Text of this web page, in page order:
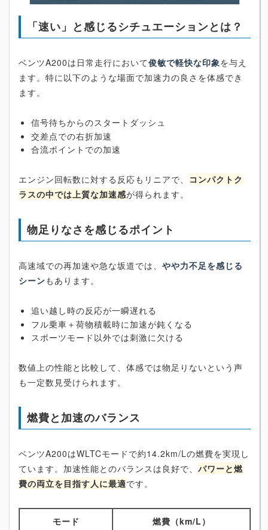
「速い」と感じるシチュエーションとは？
ベンツA200は日常走行において俊敏で軽快な印象を与え
ます。特に以下のような場面で加速力の良さを体感でき
ます。
信号待ちからのスタートダッシュ
交差点での右折加速
合流ポイントでの加速
エンジン回転数に対する反応もリニアで、 コンパクトク
ラスの中では上質な加速感が得られます。
物足りなさを感じるポイント
高速域での再加速や急な坂道では、 やや力不足を感じる
シーンもあります。
追い越し時の反応が一瞬遅れる
フル乗車＋荷物積載時に加速が鈍くなる
スポーツモード以外では刺激に欠ける
数値上の性能と比較して、体感では物足りないという声
も一定数見受けられます。
燃費と加速のバランス
ベンツA200はWLTCモードで約14.2km/Lの燃費を実現し
ています。加速性能とのバランスは良好で、 パワーと燃
費の両立を目指す人に最適です。
モード 燃費（km/L）